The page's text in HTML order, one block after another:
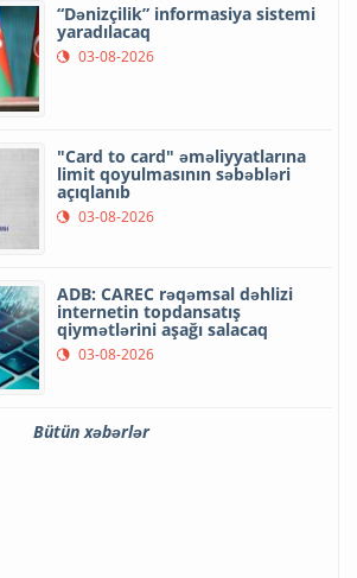
“Dənizçilik” informasiya sistemi
yaradılacaq
03-08-2026
"Card to card" əməliyyatlarına
limit qoyulmasının səbəbləri
açıqlanıb
03-08-2026
ADB: CAREC rəqəmsal dəhlizi
internetin topdansatış
qiymətlərini aşağı salacaq
03-08-2026
Bütün xəbərlər